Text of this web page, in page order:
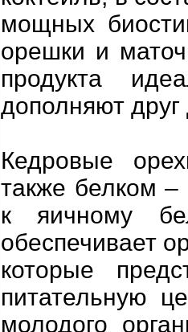
мощных
орешки и
продукта
дополняют друг
Кедровые
также белком –
к яичному
обеспечивает
которые
питательную
молодого